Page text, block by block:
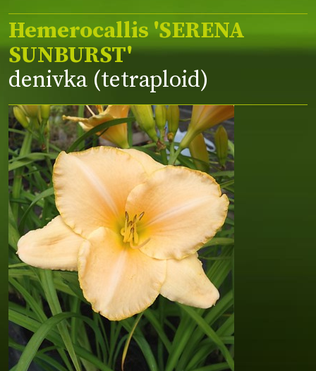
Hemerocallis 'SERENA
SUNBURST'
denivka (tetraploid)